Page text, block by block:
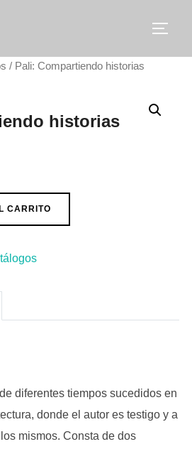
/ Pali: Compartiendo historias
historias
CARRITO
diferentes tiempos sucedidos en
donde el autor es testigo y a
mismos. Consta de dos